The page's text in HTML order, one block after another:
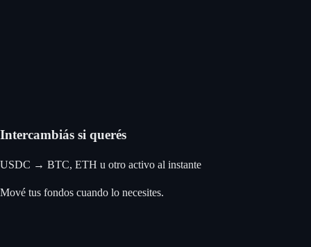
Intercambiás si querés
USDC → BTC, ETH u otro activo al instante
Mové tus fondos cuando lo necesites.